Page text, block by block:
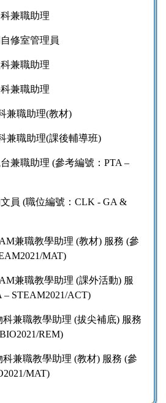
兼職助理
修室管理員
兼職助理
兼職助理
兼職助理(教材)
兼職助理(課後輔導班)
兼職助理 (參考編號：PTA –
文員 (職位編號：CLK - GA &
兼職教學助理 (教材) 服務 (參
MAT)
兼職教學助理 (課外活動) 服
– STEAM2021/ACT)
科兼職教學助理 (拔尖補底) 服務
REM)
科兼職教學助理 (教材) 服務 (參
MAT)